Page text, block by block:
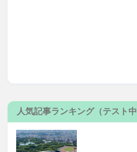
人気記事ランキング（テスト中